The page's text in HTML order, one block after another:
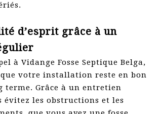
d’esprit grâce à un
à Vidange Fosse Septique Belga,
que votre installation reste en bon
terme. Grâce à un entretien
évitez les obstructions et les